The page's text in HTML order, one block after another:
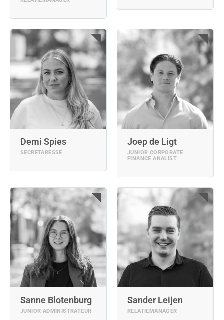
Demi Spies
SECRETARESSE
Joep de Ligt
JUNIOR CORPORATE
FINANCE ANALIST
Sanne Blotenburg
JUNIOR ADMINISTRATEUR
Sander Leijen
RELATIEMANAGER